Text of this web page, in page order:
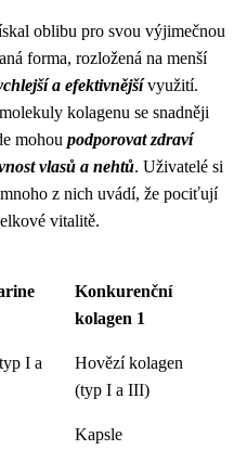
oblibu pro svou výjimečnou
forma, rozložená na menší
a efektivnějšívyužití.
kolagenu se snadněji
mohou podporovat zdraví
vlasů a nehtů. Uživatelé si
z nich uvádí, že pociťují
vitalitě.
Konkurenční
kolagen 1
I a
Hovězí kolagen
(typ I a III)
Kapsle